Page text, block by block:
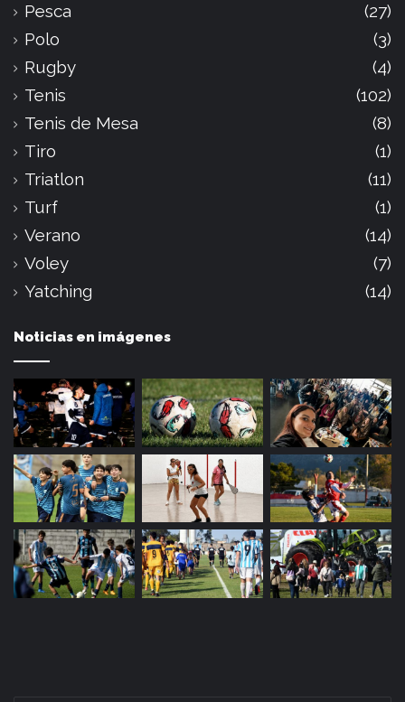
Pesca
(27)
Polo
(3)
Rugby
(4)
Tenis
(102)
Tenis de Mesa
(8)
Tiro
(1)
Triatlon
(11)
Turf
(1)
Verano
(14)
Voley
(7)
Yatching
(14)
Noticias en imágenes